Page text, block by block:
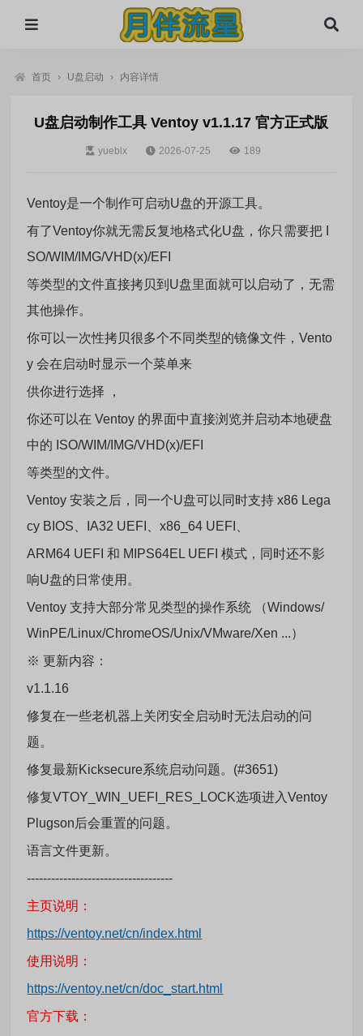
首页 › U盘启动 › 内容详情
U盘启动制作工具 Ventoy v1.1.17 官方正式版
yueblx 2026-07-25 189
Ventoy是一个制作可启动U盘的开源工具。
有了Ventoy你就无需反复地格式化U盘，你只需要把 I
SO/WIM/IMG/VHD(x)/EFI
等类型的文件直接拷贝到U盘里面就可以启动了，无需
其他操作。
你可以一次性拷贝很多个不同类型的镜像文件，Vento
y 会在启动时显示一个菜单来
供你进行选择 ，
你还可以在 Ventoy 的界面中直接浏览并启动本地硬盘
中的 ISO/WIM/IMG/VHD(x)/EFI
等类型的文件。
Ventoy 安装之后，同一个U盘可以同时支持 x86 Lega
cy BIOS、IA32 UEFI、x86_64 UEFI、
ARM64 UEFI 和 MIPS64EL UEFI 模式，同时还不影
响U盘的日常使用。
Ventoy 支持大部分常见类型的操作系统 （Windows/
WinPE/Linux/ChromeOS/Unix/VMware/Xen ...）
※ 更新内容：
v1.1.16
修复在一些老机器上关闭安全启动时无法启动的问
题。
修复最新Kicksecure系统启动问题。(#3651)
修复VTOY_WIN_UEFI_RES_LOCK选项进入Ventoy
Plugson后会重置的问题。
语言文件更新。
------------------------------------
主页说明：
https://ventoy.net/cn/index.html
使用说明：
https://ventoy.net/cn/doc_start.html
官方下载：